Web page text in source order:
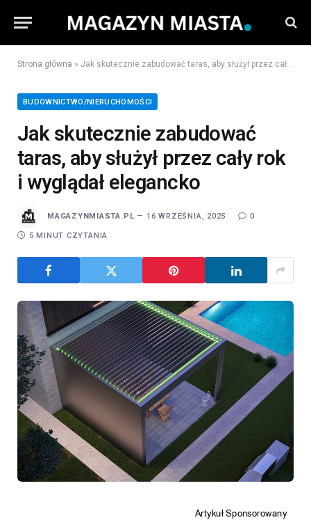
Strona główna » Jak skutecznie zabudować taras, aby służył przez cały rok i wyglądał elegancko
BUDOWNICTWO/NIERUCHOMOŚCI
Jak skutecznie zabudować
taras, aby służył przez cały rok
i wyglądał elegancko
MAGAZYNMIASTA.PL 16 WRZEŚNIA, 2025 0
5 MINUT CZYTANIA